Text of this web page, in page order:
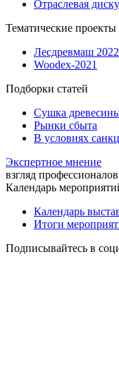
Отраслевая
Тематические проекты
Лесдревмаш 2022
Woodex-2021
Подборки статей
Сушка
Рынки сбыта
В условиях
Экспертное мнение
взгляд
Календарь
Календарь
Итоги
Подписывайтесь в